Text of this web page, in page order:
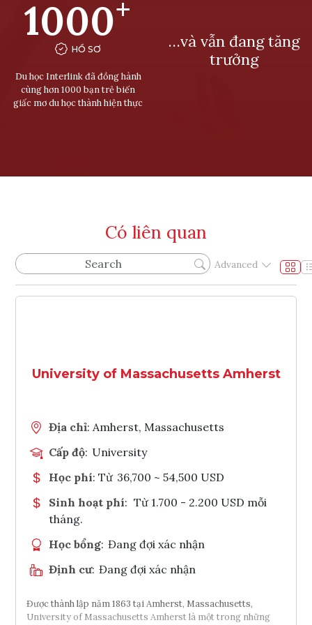
1000+
HỒ SƠ
Du học Interlink đã đồng hành
cùng hơn 1000 bạn trẻ biến
giấc mơ du học thành hiện thực
…và vẫn đang tăng
trưởng
Có liên quan
Advanced
University of Massachusetts Amherst
Địa chỉ: Amherst, Massachusetts
Cấp độ: University
Học phí: Từ 36,700 ~ 54,500 USD
Sinh hoạt phí: Từ 1.700 - 2.200 USD mỗi
tháng.
Học bổng: Đang đợi xác nhận
Định cư: Đang đợi xác nhận
Được thành lập năm 1863 tại Amherst, Massachusetts,
University of Massachusetts Amherst là một trong những